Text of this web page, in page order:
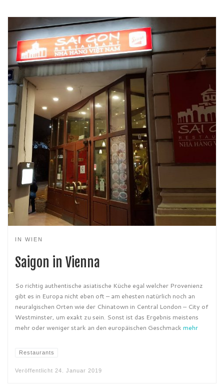
IN WIEN
Saigon in Vienna
So richtig authentische asiatische Küche egal welcher Provenienz
gibt es in Europa nicht eben oft – am ehesten natürlich noch an
neuralgischen Orten wie der Chinatown in Central London – City of
Westminster, um exakt zu sein. Sonst ist das Ergebnis meistens
mehr oder weniger stark an den europäischen Geschmack mehr
Restaurants
Veröffentlicht 24. Januar 2019